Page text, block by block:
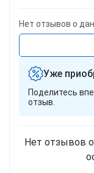
Нет отзывов о
Уже
Поделитесь
отзыв.
Нет отзывов